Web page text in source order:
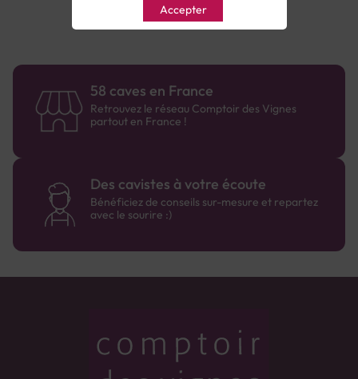
58 caves en France
Retrouvez le réseau Comptoir des Vignes
partout en France !
Des cavistes à votre écoute
Bénéficiez de conseils sur-mesure et repartez
avec le sourire :)
Accepter